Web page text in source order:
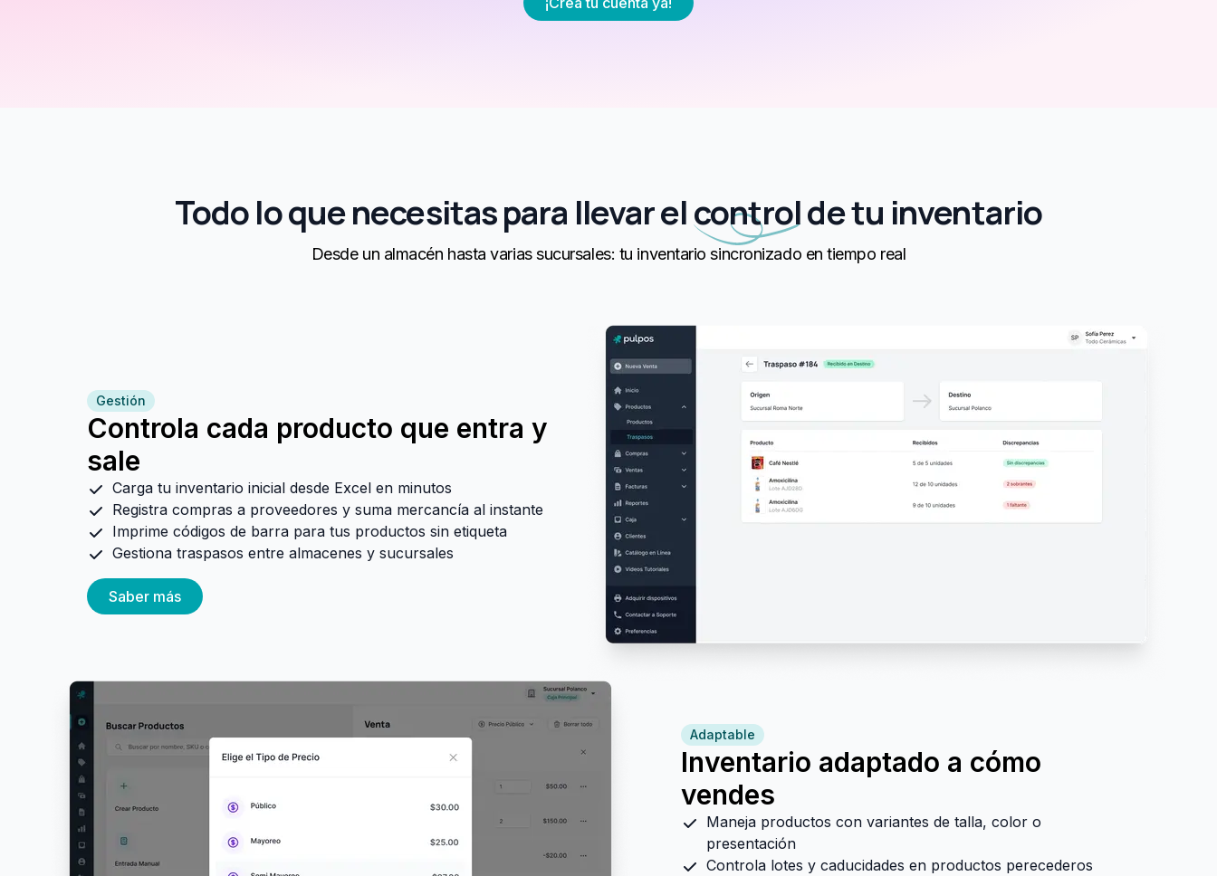
Todo lo que necesitas para llevar elcontrolde tu inventario
Desde un almacén hasta varias sucursales: tu inventario sincronizado en tiempo real
Gestión
Controla cada producto que entra y
sale
Carga tu inventario inicial desde Excel en minutos
Registra compras a proveedores y suma mercancía al instante
Imprime códigos de barra para tus productos sin etiqueta
Gestiona traspasos entre almacenes y sucursales
Saber más
Adaptable
Inventario adaptado a cómo
vendes
Maneja productos con variantes de talla, color o
presentación
Controla lotes y caducidades en productos perecederos